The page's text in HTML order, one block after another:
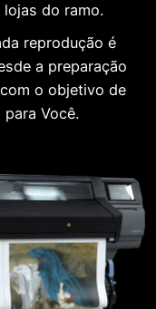
do ramo.
reprodução é
a preparação
o objetivo de
Você.